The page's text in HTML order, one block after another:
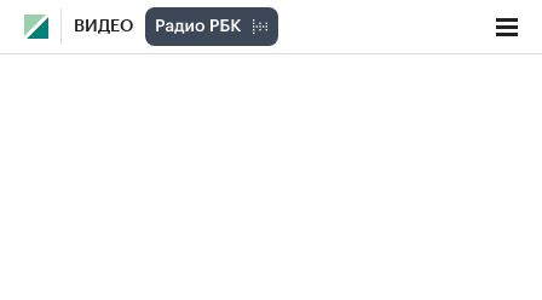
ВИДЕО